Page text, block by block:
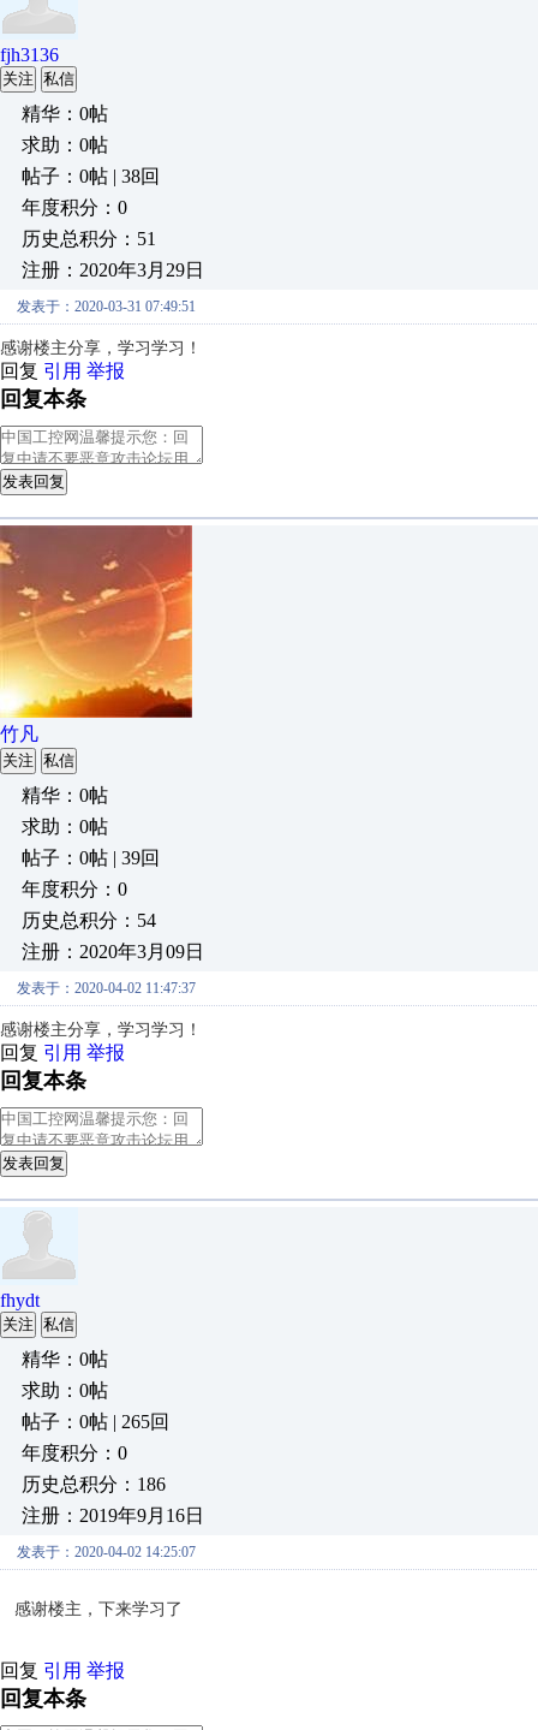
fjh3136
关注 私信
精华：0帖
求助：0帖
帖子：0帖 | 38回
年度积分：0
历史总积分：51
注册：2020年3月29日
发表于：2020-03-31 07:49:51
感谢楼主分享， 学习学习！
回复 引用 举报
回复本条
发表回复
竹凡
关注 私信
精华：0帖
求助：0帖
帖子：0帖 | 39回
年度积分：0
历史总积分：54
注册：2020年3月09日
发表于：2020-04-02 11:47:37
感谢楼主分享， 学习学习！
回复 引用 举报
回复本条
发表回复
fhydt
关注 私信
精华：0帖
求助：0帖
帖子：0帖 | 265回
年度积分：0
历史总积分：186
注册：2019年9月16日
发表于：2020-04-02 14:25:07
感谢楼主，下来学习了
回复 引用 举报
回复本条